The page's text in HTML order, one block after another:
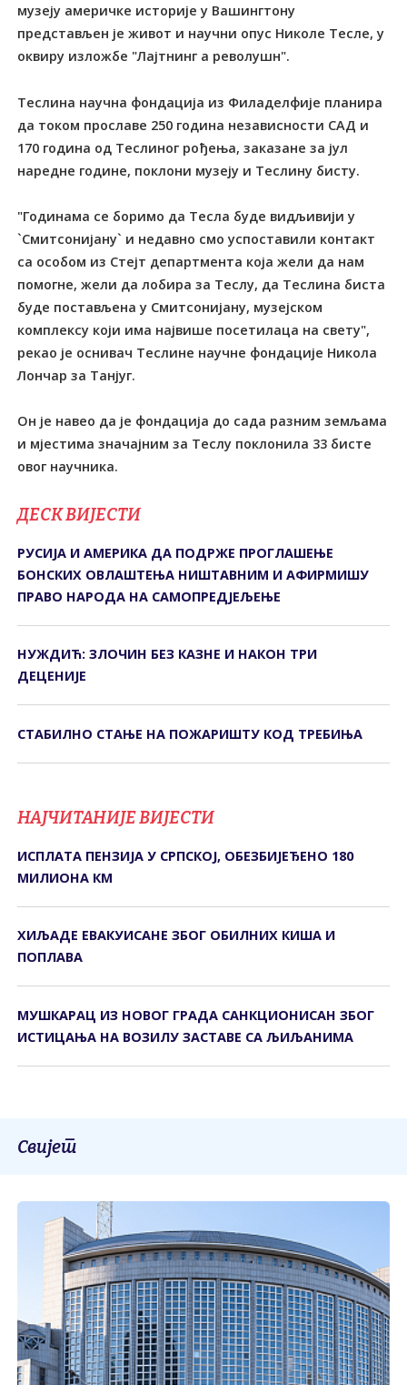
музеју америчке историје у Вашингтону
представљен је живот и научни опус Николе Тесле, у
оквиру изложбе "Лајтнинг а револушн".
Теслина научна фондација из Филаделфије планира
да током прославе 250 година независности САД и
170 година од Теслиног рођења, заказане за јул
наредне године, поклони музеју и Теслину бисту.
"Годинама се боримо да Тесла буде видљивији у
`Смитсонијану` и недавно смо успоставили контакт
са особом из Стејт департмента која жели да нам
помогне, жели да лобира за Теслу, да Теслина биста
буде постављена у Смитсонијану, музејском
комплексу који има највише посетилаца на свету",
рекао је оснивач Теслине научне фондације Никола
Лончар за Танјуг.
Он је навео да је фондација до сада разним земљама
и мјестима значајним за Теслу поклонила 33 бисте
овог научника.
ДЕСК ВИЈЕСТИ
РУСИЈА И АМЕРИКА ДА ПОДРЖЕ ПРОГЛАШЕЊЕ
БОНСКИХ ОВЛАШТЕЊА НИШТАВНИМ И АФИРМИШУ
ПРАВО НАРОДА НА САМОПРЕДЈЕЉЕЊЕ
НУЖДИЋ: ЗЛОЧИН БЕЗ КАЗНЕ И НАКОН ТРИ
ДЕЦЕНИЈЕ
СТАБИЛНО СТАЊЕ НА ПОЖАРИШТУ КОД ТРЕБИЊА
НАЈЧИТАНИЈЕ ВИЈЕСТИ
ИСПЛАТА ПЕНЗИЈА У СРПСКОЈ, ОБЕЗБИЈЕЂЕНО 180
МИЛИОНА КМ
ХИЉАДЕ ЕВАКУИСАНЕ ЗБОГ ОБИЛНИХ КИША И
ПОПЛАВА
МУШКАРАЦ ИЗ НОВОГ ГРАДА САНКЦИОНИСАН ЗБОГ
ИСТИЦАЊА НА ВОЗИЛУ ЗАСТАВЕ СА ЉИЉАНИМА
Свијет